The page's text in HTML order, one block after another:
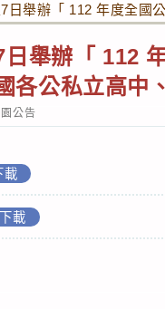
日舉辦「 112 年度全國
舉辦「 112
各公私立高中
公告
載
下載